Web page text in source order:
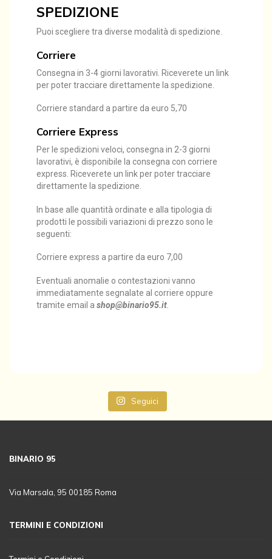
SPEDIZIONE
Puoi scegliere tra diverse modalità di spedizione.
Corriere
Consegna in 3-4 giorni lavorativi. Riceverete un link
per poter tracciare direttamente la spedizione.
Corriere standard a partire da euro 5,70
Corriere Express
Per le spedizioni veloci, consegna in 2-3 giorni
lavorativi, è disponibile la consegna con corriere
express. Riceverete un link per poter tracciare
direttamente la spedizione.
In base alle quantità ordinate e alla tipologia di
prodotti le possibili variazioni di prezzo sono le
seguenti:
Corriere express a partire da euro 7,00
Eventuali anomalie o contestazioni vanno
immediatamente segnalate al corriere oppure
tramite email a shop@binario95.it
Seguici
BINARIO 95
Via Marsala, 95 00185 Roma
TERMINI E CONDIZIONI